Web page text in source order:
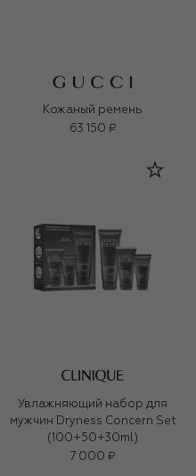
Кожаный ремень
63 150 ₽
Увлажняющий набор для
мужчин Dryness Concern Set
(100+50+30ml)
7 000 ₽